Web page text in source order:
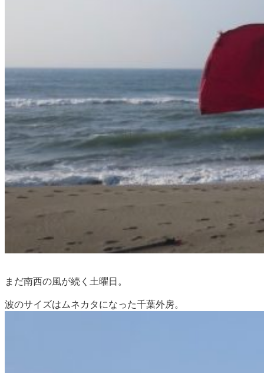
まだ南西の風が続く土曜日。
波のサイズはムネカタになった千葉外房。